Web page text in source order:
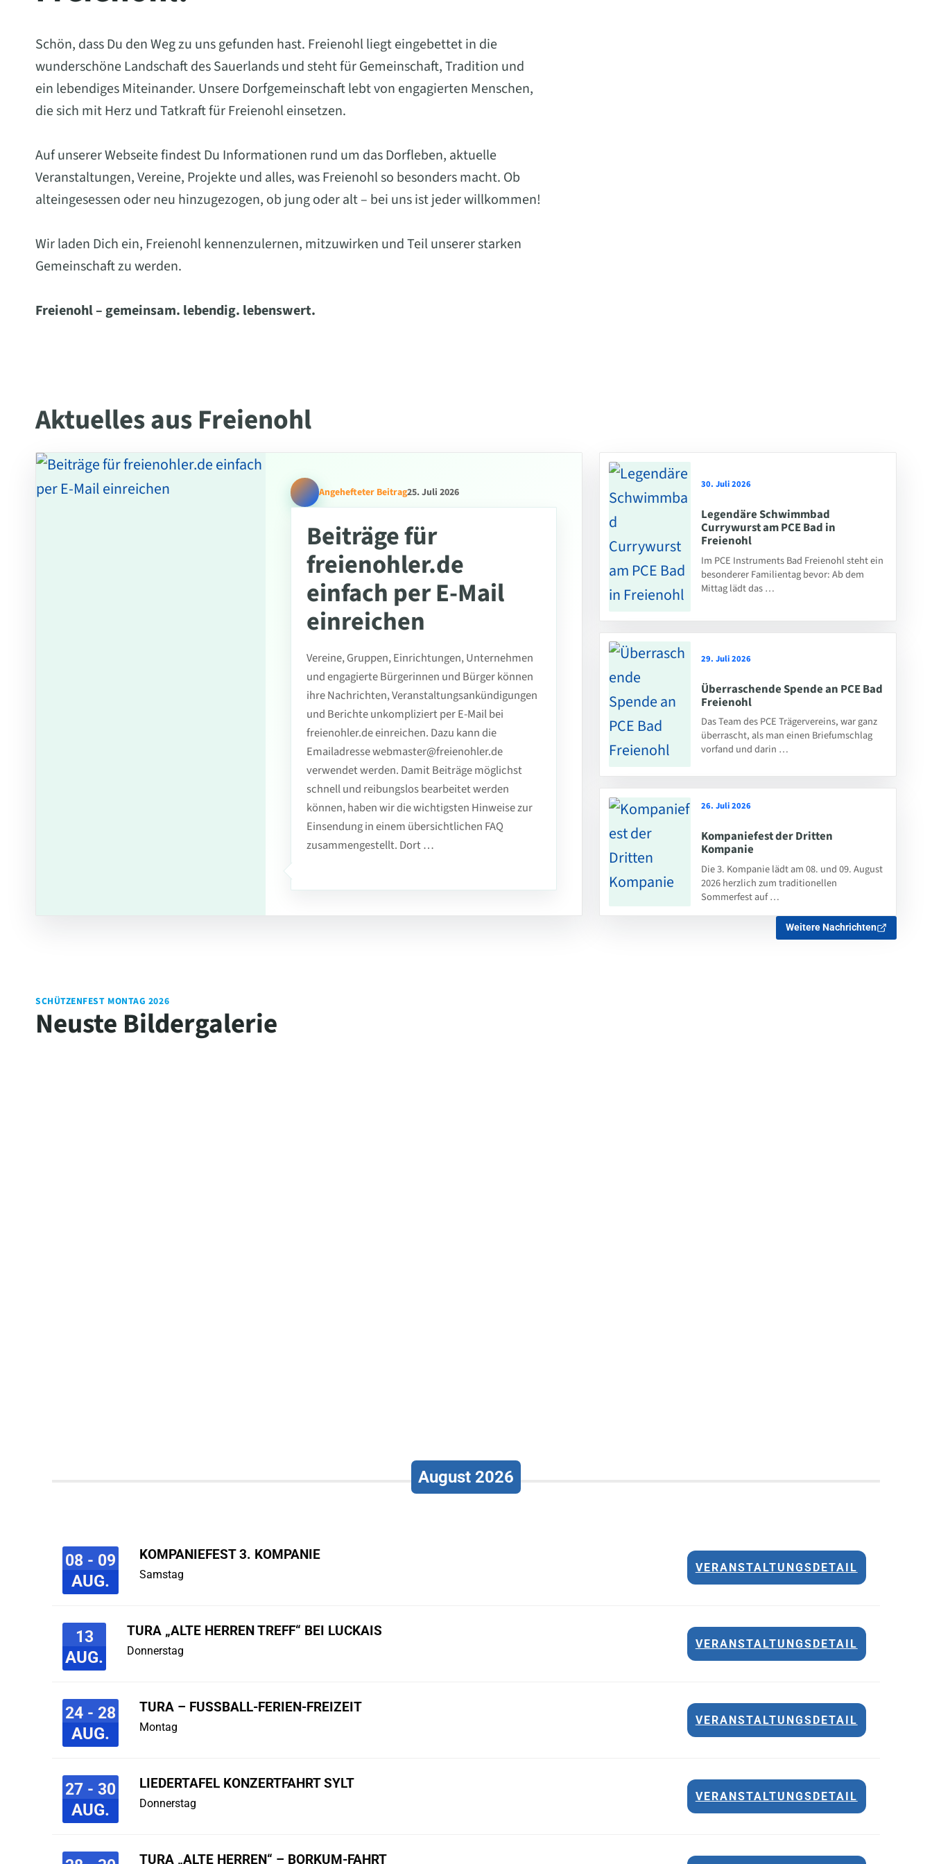
Schön, dass Du den Weg zu uns gefunden hast. Freienohl liegt eingebettet in die
wunderschöne Landschaft des Sauerlands und steht für Gemeinschaft, Tradition und
ein lebendiges Miteinander. Unsere Dorfgemeinschaft lebt von engagierten Menschen,
die sich mit Herz und Tatkraft für Freienohl einsetzen.
Auf unserer Webseite findest Du Informationen rund um das Dorfleben, aktuelle
Veranstaltungen, Vereine, Projekte und alles, was Freienohl so besonders macht. Ob
alteingesessen oder neu hinzugezogen, ob jung oder alt – bei uns ist jeder willkommen!
Wir laden Dich ein, Freienohl kennenzulernen, mitzuwirken und Teil unserer starken
Gemeinschaft zu werden.
Freienohl – gemeinsam. lebendig. lebenswert.
Aktuelles aus Freienohl
Angehefteter Beitrag25. Juli 2026
Beiträge für
freienohler.de
einfach per E-Mail
einreichen
Vereine, Gruppen, Einrichtungen, Unternehmen
und engagierte Bürgerinnen und Bürger können
ihre Nachrichten, Veranstaltungsankündigungen
und Berichte unkompliziert per E-Mail bei
freienohler.de einreichen. Dazu kann die
Emailadresse webmaster@freienohler.de
verwendet werden. Damit Beiträge möglichst
schnell und reibungslos bearbeitet werden
können, haben wir die wichtigsten Hinweise zur
Einsendung in einem übersichtlichen FAQ
zusammengestellt. Dort …
30. Juli 2026
Legendäre Schwimmbad
Currywurst am PCE Bad in
Freienohl
Im PCE Instruments Bad Freienohl steht ein
besonderer Familientag bevor: Ab dem
Mittag lädt das …
29. Juli 2026
Überraschende Spende an PCE Bad
Freienohl
Das Team des PCE Trägervereins, war ganz
überrascht, als man einen Briefumschlag
vorfand und darin …
26. Juli 2026
Kompaniefest der Dritten
Kompanie
Die 3. Kompanie lädt am 08. und 09. August
2026 herzlich zum traditionellen
Sommerfest auf …
Weitere Nachrichten
SCHÜTZENFEST MONTAG 2026
Neuste Bildergalerie
August 2026
08 - 09
AUG.
KOMPANIEFEST 3. KOMPANIE
Samstag
VERANSTALTUNGSDETAIL
13
AUG.
TURA „ALTE HERREN TREFF“ BEI LUCKAIS
Donnerstag
VERANSTALTUNGSDETAIL
24 - 28
AUG.
TURA – FUSSBALL-FERIEN-FREIZEIT
Montag
VERANSTALTUNGSDETAIL
27 - 30
AUG.
LIEDERTAFEL KONZERTFAHRT SYLT
Donnerstag
VERANSTALTUNGSDETAIL
TURA „ALTE HERREN“ – BORKUM-FAHRT